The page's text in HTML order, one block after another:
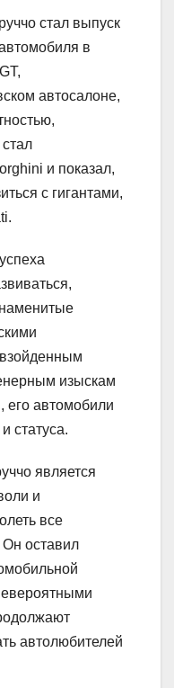
стал выпуск
в
автосалоне,
и показал,
с гигантами,
изыскам
его автомобили
статуса.
является
и
все
Он оставил
автолюбителей